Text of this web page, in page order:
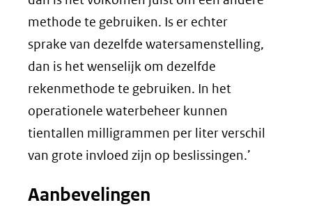
methode te gebruiken. Is er echter
sprake van dezelfde watersamenstelling,
dan is het wenselijk om dezelfde
rekenmethode te gebruiken. In het
operationele waterbeheer kunnen
tientallen milligrammen per liter verschil
van grote invloed zijn op beslissingen.’
Aanbevelingen